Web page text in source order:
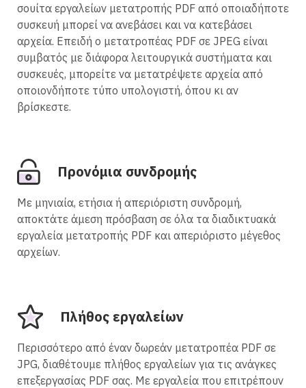
σουίτα εργαλείων μετατροπής PDF από οποιαδήποτε
συσκευή μπορεί να ανεβάσει και να κατεβάσει
αρχεία. Επειδή ο μετατροπέας PDF σε JPEG είναι
συμβατός με διάφορα λειτουργικά συστήματα και
συσκευές, μπορείτε να μετατρέψετε αρχεία από
οποιονδήποτε τύπο υπολογιστή, όπου κι αν
βρίσκεστε.
Προνόμια συνδρομής
Με μηνιαία, ετήσια ή απεριόριστη συνδρομή,
αποκτάτε άμεση πρόσβαση σε όλα τα διαδικτυακά
εργαλεία μετατροπής PDF και απεριόριστο μέγεθος
αρχείων.
Πλήθος εργαλείων
Περισσότερο από έναν δωρεάν μετατροπέα PDF σε
JPG, διαθέτουμε πλήθος εργαλείων για τις ανάγκες
επεξεργασίας PDF σας. Με εργαλεία που επιτρέπουν